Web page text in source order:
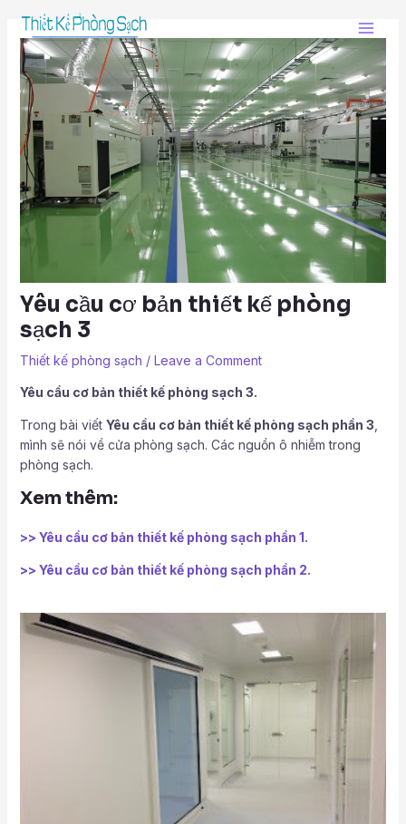
content
Yêu cầu cơ bản thiết kế phòng
sạch 3
Thiết kế phòng sạch / Leave a Comment
Yêu cầu cơ bản thiết kế phòng sạch 3.
Trong bài viết Yêu cầu cơ bản thiết kế phòng sạch phần 3
mình sẽ nói về cửa phòng sạch. Các nguồn ô nhiễm trong
phòng sạch.
Xem thêm:
>> Yêu cầu cơ bản thiết kế phòng sạch phần 1.
>> Yêu cầu cơ bản thiết kế phòng sạch phần 2.
navigation